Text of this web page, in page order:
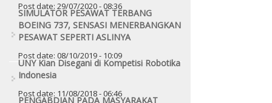
Post date: 29/07/2020 - 08:36
SIMULATOR PESAWAT TERBANG
BOEING 737, SENSASI MENERBANGKAN
PESAWAT SEPERTI ASLINYA
Post date: 08/10/2019 - 10:09
UNY Kian Disegani di Kompetisi Robotika
Indonesia
Post date: 11/08/2018 - 06:46
PENGABDIAN PADA MASYARAKAT